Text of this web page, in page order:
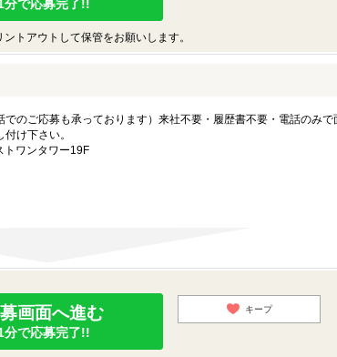
分で応募完了!!
トアウトして保管をお願いします。
でのご応募も承っております）来社不要・履歴書不要・電話のみで
け下さい。
トワンタワー19F
画面へ進む
分で応募完了!!
キープ